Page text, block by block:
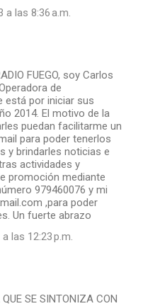
a las 8:36 a.m.
FUEGO, soy Carlos
de
está por iniciar sus
2014. El motivo de la
puedan facilitarme un
para poder tenerlos
y brindarles noticias e
actividades y
promoción mediante
979460076 y mi
,para poder
Un fuerte abrazo
las 12:23 p.m.
SE SINTONIZA CON